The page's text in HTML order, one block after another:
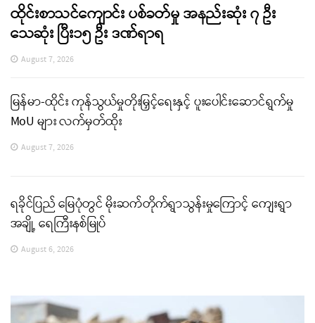
ထိုင်းစာသင်ကျောင်း ပစ်ခတ်မှု အနည်းဆုံး ၇ ဦး
သေဆုံး ပြီး၁၅ ဦး ဒဏ်ရာရ
August 7, 2026
မြန်မာ-ထိုင်း ကုန်သွယ်မှုတိုးမြှင့်ရေးနှင့် ပူးပေါင်းဆောင်ရွက်မှု
MoU များ လက်မှတ်ထိုး
August 7, 2026
ရခိုင်ပြည် မြေပုံတွင် မိုးဆက်တိုက်ရွာသွန်းမှုကြောင့် ကျေးရွာ
အချို့ ရေကြီးနစ်မြုပ်
August 6, 2026